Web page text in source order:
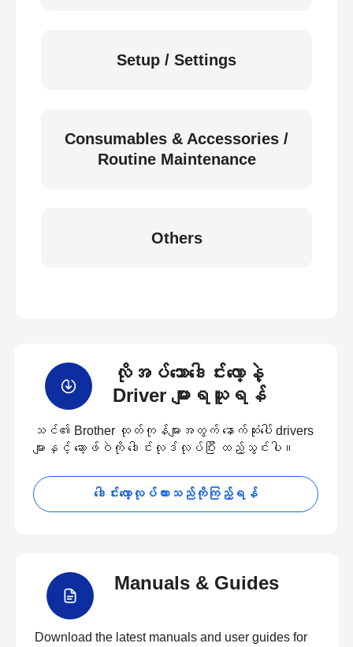
Setup / Settings
Consumables & Accessories /
Routine Maintenance
Others
လိုအပ်သောဒေါင်းလော့နဲ့
Driver များရယူရန်
သင်၏ Brother ထုတ်ကုန်များအတွက် နောက်ဆုံးပေါ် drivers
များနှင့် ဆော့ဖ်ဝဲကို ဒေါင်းလုဒ်လုပ်ပြီး ထည့်သွင်းပါ။
ဒေါင်းလော့လုပ်ထားသည်ကိုကြည့်ရန်
Manuals & Guides
Download the latest manuals and user guides for